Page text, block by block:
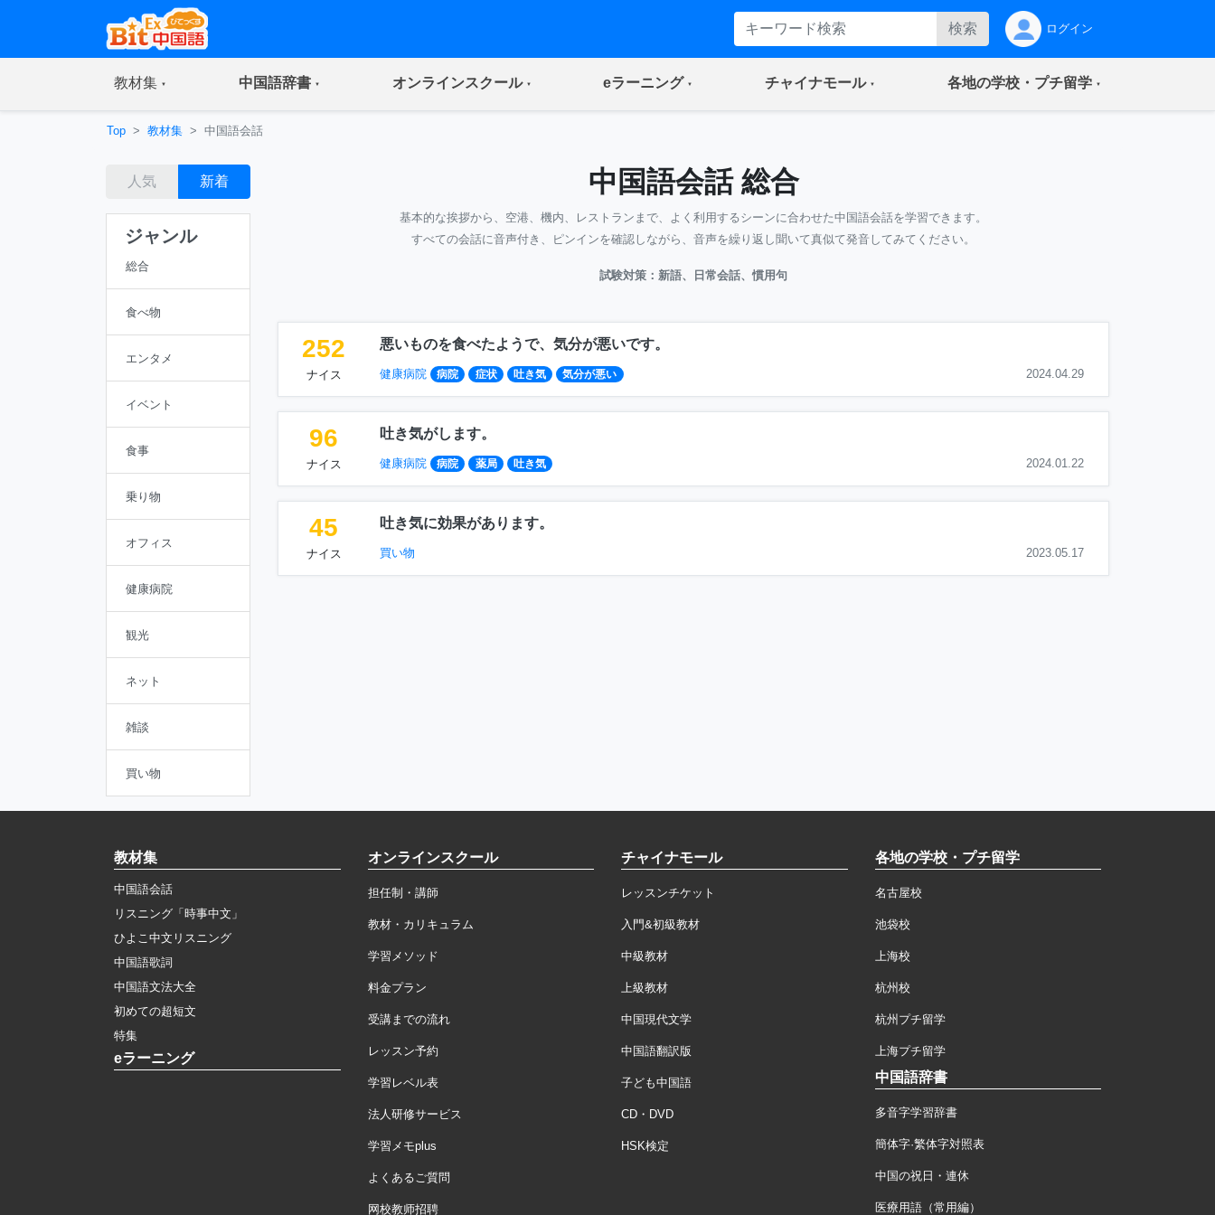
検索 ログイン
教材集(current) 中国語辞書(current) オンラインスクール(current) eラーニング(current) チャイナモール(current) 各地の学校・プチ留学(current)
Top 教材集 中国語会話
人気 新着
ジャンル
総合
食べ物
エンタメ
イベント
食事
乗り物
オフィス
健康病院
観光
ネット
雑談
買い物
中国語会話 総合
基本的な挨拶から、空港、機内、レストランまで、よく利用するシーンに合わせた中国語会話を学習できます。
すべての会話に音声付き、ピンインを確認しながら、音声を繰り返し聞いて真似て発音してみてください。
試験対策：新語、日常会話、慣用句
252
ナイス
悪いものを食べたようで、気分が悪いです。
健康病院 病院 症状 吐き気 気分が悪い 2024.04.29
96
ナイス
吐き気がします。
健康病院 病院 薬局 吐き気 2024.01.22
45
ナイス
吐き気に効果があります。
買い物 2023.05.17
教材集
中国語会話
リスニング「時事中文」
ひよこ中文リスニング
中国語歌詞
中国語文法大全
初めての超短文
特集
eラーニング
オンラインスクール
担任制・講師
教材・カリキュラム
学習メソッド
料金プラン
受講までの流れ
レッスン予約
学習レベル表
法人研修サービス
学習メモplus
よくあるご質問
网校教师招聘
チャイナモール
レッスンチケット
入門&初級教材
中級教材
上級教材
中国現代文学
中国語翻訳版
子ども中国語
CD・DVD
HSK検定
各地の学校・プチ留学
名古屋校
池袋校
上海校
杭州校
杭州プチ留学
上海プチ留学
中国語辞書
多音字学習辞書
簡体字·繁体字対照表
中国の祝日・連休
医療用語（常用編）